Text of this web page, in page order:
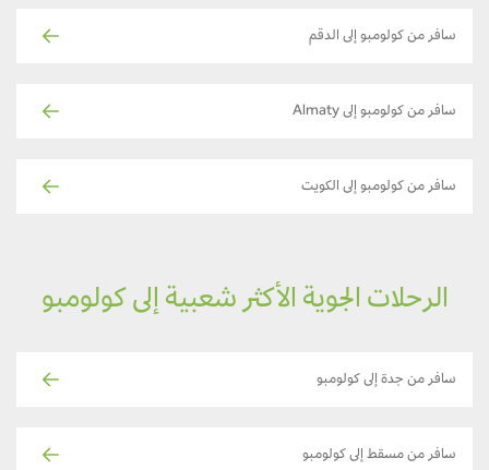
سافر من كولومبو إلى الدقم
سافر من كولومبو إلى Almaty
سافر من كولومبو إلى الكويت
الرحلات الجوية الأكثر شعبية إلى كولومبو
سافر من جدة إلى كولومبو
سافر من مسقط إلى كولومبو